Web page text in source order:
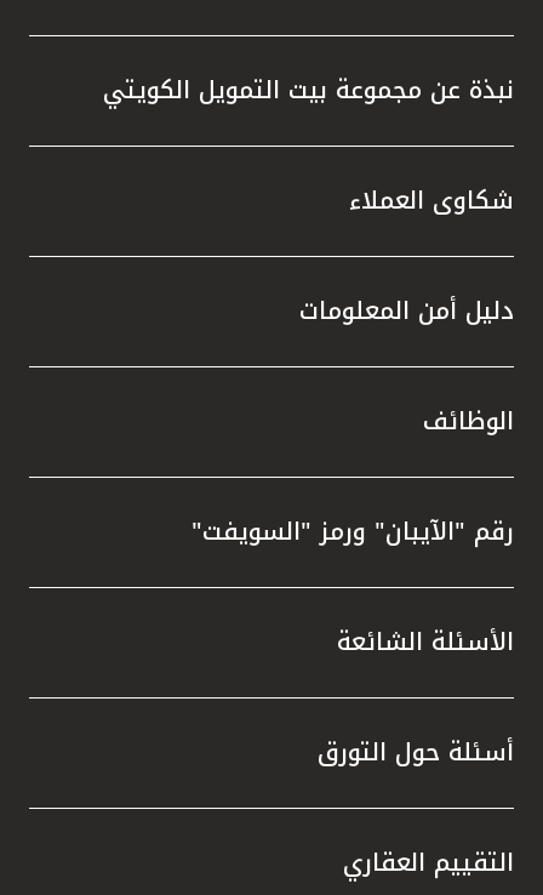
نبذة عن مجموعة بيت التمويل الكويتي
شكاوى العملاء
دليل أمن المعلومات
الوظائف
رقم "الآيبان" ورمز "السويفت"
الأسئلة الشائعة
أسئلة حول التورق
التقييم العقاري